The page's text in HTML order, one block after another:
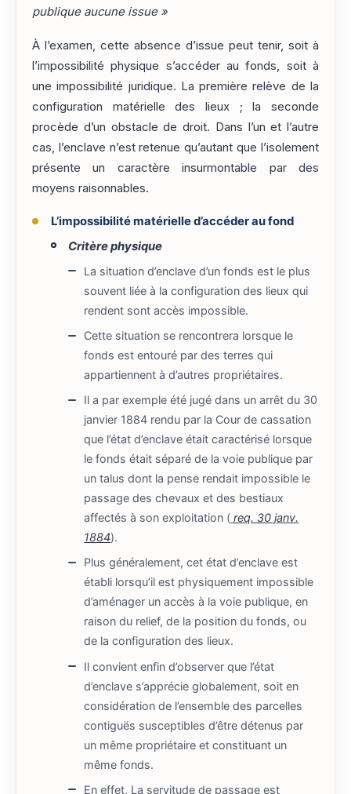
publique aucune issue »
À l’examen, cette absence d’issue peut tenir, soit à
l’impossibilité physique s’accéder au fonds, soit à
une impossibilité juridique. La première relève de la
configuration matérielle des lieux ; la seconde
procède d’un obstacle de droit. Dans l’un et l’autre
cas, l’enclave n’est retenue qu’autant que l’isolement
présente un caractère insurmontable par des
moyens raisonnables.
L’impossibilité matérielle d’accéder au fond
Critère physique
La situation d’enclave d’un fonds est le plus
souvent liée à la configuration des lieux qui
rendent sont accès impossible.
Cette situation se rencontrera lorsque le
fonds est entouré par des terres qui
appartiennent à d’autres propriétaires.
Il a par exemple été jugé dans un arrêt du 30
janvier 1884 rendu par la Cour de cassation
que l’état d’enclave était caractérisé lorsque
le fonds était séparé de la voie publique par
un talus dont la pense rendait impossible le
passage des chevaux et des bestiaux
affectés à son exploitation ( req. 30 janv.
1884).
Plus généralement, cet état d’enclave est
établi lorsqu’il est physiquement impossible
d’aménager un accès à la voie publique, en
raison du relief, de la position du fonds, ou
de la configuration des lieux.
Il convient enfin d’observer que l’état
d’enclave s’apprécie globalement, soit en
considération de l’ensemble des parcelles
contiguës susceptibles d’être détenus par
un même propriétaire et constituant un
même fonds.
En effet, La servitude de passage est